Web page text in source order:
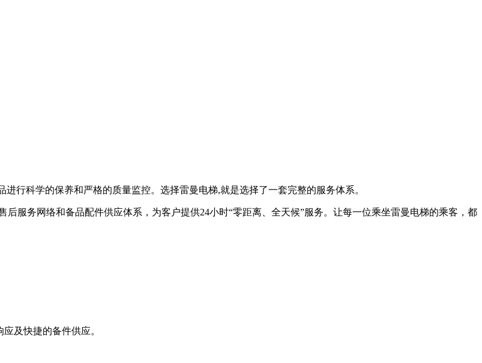
行科学的保养和严格的质量监控。选择雷曼电梯,就是选择了一套完整的服务体系。
服务网络和备品配件供应体系，为客户提供24小时“零距离、全天候”服务。让每一位乘坐雷曼电梯的乘客，都
及快捷的备件供应。